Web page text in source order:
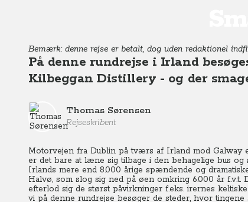
Bemærk: denne rejse er betalt, dog uden redaktionel
På denne rundrejse i Irland
Kilbeggan Distillery - og der
Thomas Sørensen
Rejseskribent
Motorvejen fra Dublin på tværs af Irland mod Galway
er det bare at læne sig tilbage i den behagelige bus
Irlands mere end 8.000 årige spændende og
Halvø, som slog sig ned på øen omkring 6.000 år
efterlod sig de størst påvirkninger f.eks. irernes
vi på denne rundrejse besøger de steder, hvor